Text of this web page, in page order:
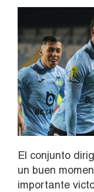
El conjunto
un buen
importante